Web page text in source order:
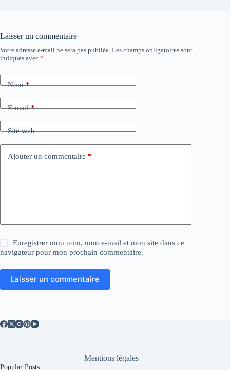
Laisser un commentaire
Votre adresse e-mail ne sera pas publiée. Les champs obligatoires sont
indiqués avec *
Nom*
E-mail*
Site web
Ajouter un commentaire *
Enregistrer mon nom, mon e-mail et mon site dans ce
navigateur pour mon prochain commentaire.
Laisser un commentaire
A
l
r
n
v
e
Mentions légales
Popular Posts